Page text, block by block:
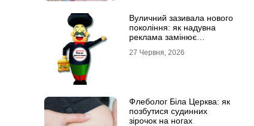
Вуличний зазивала нового
покоління: як надувна
реклама замінює
витрати
27 Червня, 2026
Флеболог Біла Церква: як
позбутися судинних
зірочок на ногах